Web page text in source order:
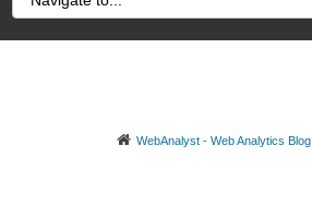
WebAnalyst - Web Analytics Blog